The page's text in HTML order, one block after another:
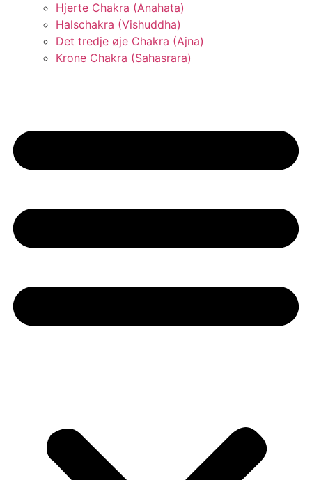
Hjerte Chakra (Anahata)
Halschakra (Vishuddha)
Det tredje øje Chakra (Ajna)
Krone Chakra (Sahasrara)